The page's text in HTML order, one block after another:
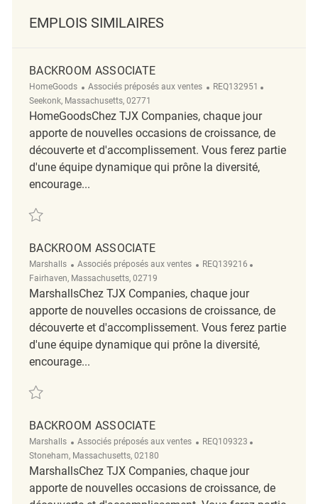
EMPLOIS SIMILAIRES
BACKROOM ASSOCIATE
HomeGoods Catégorie
Associés préposés aux ventes ReqId
REQ132951
Seekonk, Massachusetts, 02771
HomeGoodsChez TJX Companies, chaque jour
apporte de nouvelles occasions de croissance, de
découverte et d'accomplissement. Vous ferez partie
d'une équipe dynamique qui prône la diversité,
encourage...
Sauvegarder Backroom Associate REQ132951
BACKROOM ASSOCIATE
Marshalls Catégorie
Associés préposés aux ventes ReqId
REQ139216
Fairhaven, Massachusetts, 02719
MarshallsChez TJX Companies, chaque jour
apporte de nouvelles occasions de croissance, de
découverte et d'accomplissement. Vous ferez partie
d'une équipe dynamique qui prône la diversité,
encourage...
Sauvegarder Backroom Associate REQ139216
BACKROOM ASSOCIATE
Marshalls Catégorie
Associés préposés aux ventes ReqId
REQ109323
Stoneham, Massachusetts, 02180
MarshallsChez TJX Companies, chaque jour
apporte de nouvelles occasions de croissance, de